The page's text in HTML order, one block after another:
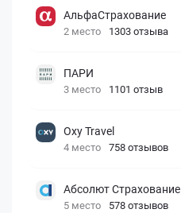
АльфаСтрахование
2 место 1303 отзыва
ПАРИ
3 место 1101 отзыв
Oxy Travel
4 место 758 отзывов
Абсолют Страхование
5 место 578 отзывов